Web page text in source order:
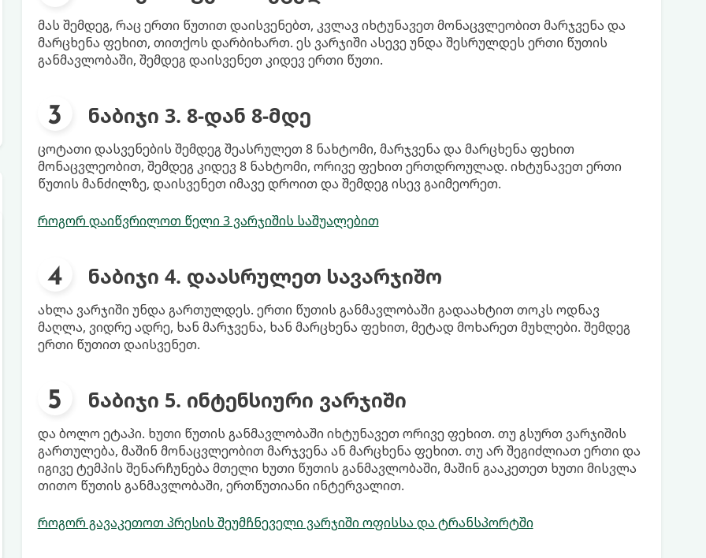
მას შემდეგ, რაც ერთი წუთით დაისვენებთ, კვლავ იხტუნავეთ მონაცვლეობით მარჯვენა და
მარცხენა ფეხით, თითქოს დარბიხართ. ეს ვარჯიში ასევე უნდა შესრულდეს ერთი წუთის
განმავლობაში, შემდეგ დაისვენეთ კიდევ ერთი წუთი.
ნაბიჯი 3. 8-დან 8-მდე
ცოტათი დასვენების შემდეგ შეასრულეთ 8 ნახტომი, მარჯვენა და მარცხენა ფეხით
მონაცვლეობით, შემდეგ კიდევ 8 ნახტომი, ორივე ფეხით ერთდროულად. იხტუნავეთ ერთი
წუთის მანძილზე, დაისვენეთ იმავე დროით და შემდეგ ისევ გაიმეორეთ.
როგორ დაიწვრილოთ წელი 3 ვარჯიშის საშუალებით
ნაბიჯი 4. დაასრულეთ სავარჯიშო
ახლა ვარჯიში უნდა გართულდეს. ერთი წუთის განმავლობაში გადაახტით თოკს ოდნავ
მაღლა, ვიდრე ადრე, ხან მარჯვენა, ხან მარცხენა ფეხით, მეტად მოხარეთ მუხლები. შემდეგ
ერთი წუთით დაისვენეთ.
ნაბიჯი 5. ინტენსიური ვარჯიში
და ბოლო ეტაპი. ხუთი წუთის განმავლობაში იხტუნავეთ ორივე ფეხით. თუ გსურთ ვარჯიშის
გართულება, მაშინ მონაცვლეობით მარჯვენა ან მარცხენა ფეხით. თუ არ შეგიძლიათ ერთი და
იგივე ტემპის შენარჩუნება მთელი ხუთი წუთის განმავლობაში, მაშინ გააკეთეთ ხუთი მისვლა
თითო წუთის განმავლობაში, ერთწუთიანი ინტერვალით.
როგორ გავაკეთოთ პრესის შეუმჩნეველი ვარჯიში ოფისსა და ტრანსპორტში